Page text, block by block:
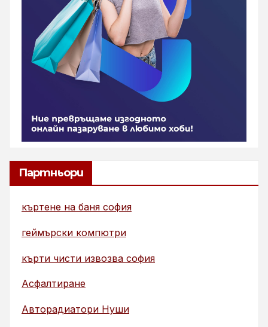
Партньори
къртене на баня софия
геймърски компютри
кърти чисти извозва софия
Асфалтиране
Авторадиатори Нуши